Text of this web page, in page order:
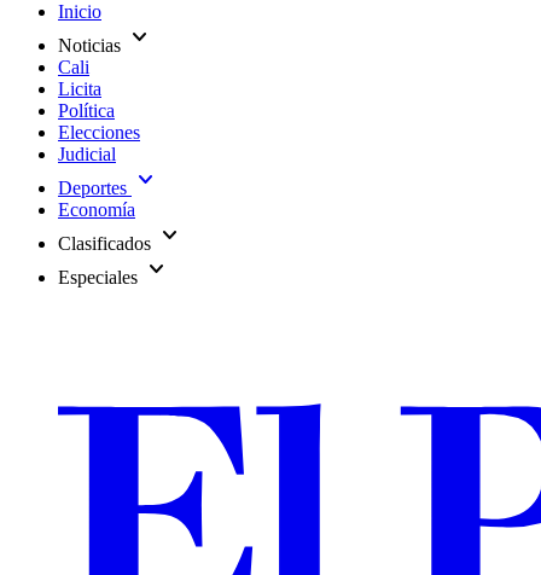
Inicio
Noticias expand_more
Cali
Licita
Política
Elecciones
Judicial
Deportes expand_more
Economía
Clasificados expand_more
Especiales expand_more